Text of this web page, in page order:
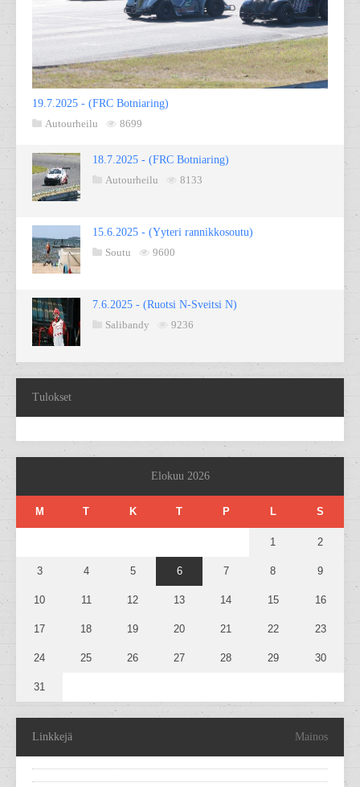
19.7.2025 - (FRC Botniaring)
Autourheilu
8699
18.7.2025 - (FRC Botniaring)
Autourheilu
8133
15.6.2025 - (Yyteri rannikkosoutu)
Soutu
9600
7.6.2025 - (Ruotsi N-Sveitsi N)
Salibandy
9236
Tulokset
Elokuu 2026
M T K T P L S
1 2
3 4 5 6 7 8 9
10 11 12 13 14 15 16
17 18 19 20 21 22 23
24 25 26 27 28 29 30
31
Linkkejä Mainos